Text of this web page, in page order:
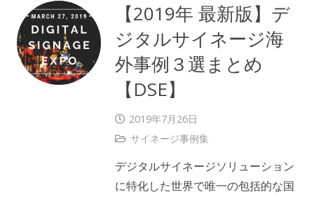
【2019年 最新版】デ
ジタルサイネージ海
外事例３選まとめ
【DSE】
2019年7月26日
サイネージ事例集
デジタルサイネージソリューション
に特化した世界で唯一の包括的な国